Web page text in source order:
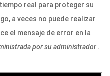
real para proteger su
a veces no puede realizar
el mensaje de error en la
por su administrador .